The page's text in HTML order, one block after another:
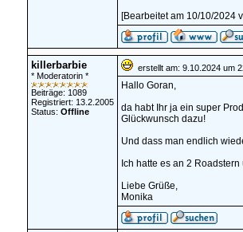
[Bearbeitet am 10/10/2024
killerbarbie
* Moderatorin *
Beiträge: 1089
Registriert: 13.2.2005
Status: Offline
erstellt am: 9.10.2024 um
Hallo Goran,
da habt Ihr ja ein super
Glückwunsch dazu!
Und dass man endlich
Ich hatte es an 2
Liebe Grüße,
Monika